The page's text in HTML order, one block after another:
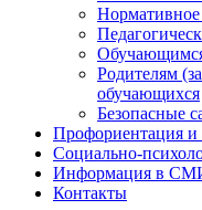
Нормативное
Родителям
обучающихся
Безопасные
Профориентация и
Социально-
Информация в
Контакты